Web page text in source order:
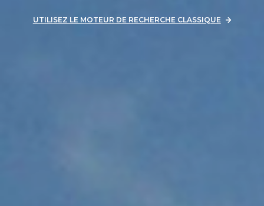
UTILISEZ LE MOTEUR DE RECHERCHE CLASSIQUE